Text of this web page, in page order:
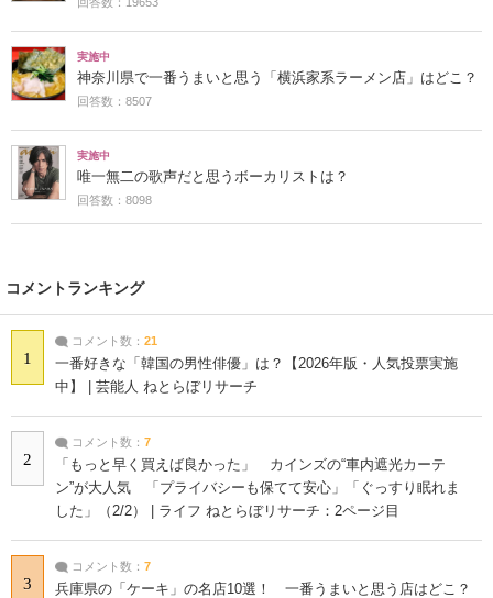
実施中
神奈川県で一番うまいと思う「横浜家系ラーメン店」はどこ？
回答数：8507
実施中
唯一無二の歌声だと思うボーカリストは？
回答数：8098
コメントランキング
1
コメント数： 21
一番好きな「韓国の男性俳優」は？【2026年版・人気投票実施
中】 | 芸能人 ねとらぼリサーチ
2
コメント数： 7
「もっと早く買えば良かった」 カインズの“車内遮光カーテ
ン”が大人気 「プライバシーも保てて安心」「ぐっすり眠れま
した」（2/2） | ライフ ねとらぼリサーチ：2ページ目
3
コメント数： 7
兵庫県の「ケーキ」の名店10選！ 一番うまいと思う店はどこ？